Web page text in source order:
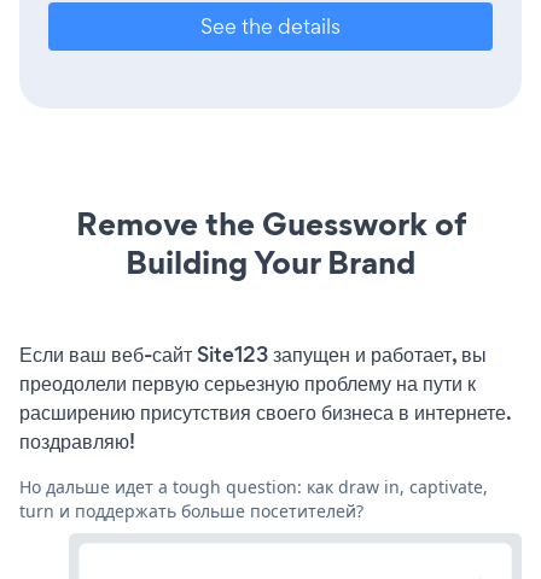
See the details
Remove the Guesswork of
Building Your Brand
Если ваш веб-сайт Site123 запущен и работает, вы
преодолели первую серьезную проблему на пути к
расширению присутствия своего бизнеса в интернете.
поздравляю!
Но дальше идет a tough question: как draw in, captivate,
turn и поддержать больше посетителей?